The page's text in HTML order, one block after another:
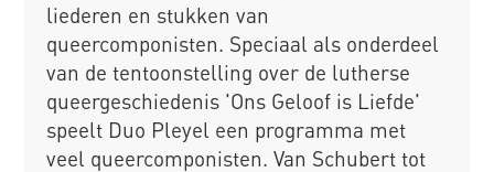
liederen en stukken van
queercomponisten. Speciaal als onderdeel
van de tentoonstelling over de lutherse
queergeschiedenis 'Ons Geloof is Liefde'
speelt Duo Pleyel een programma met
veel queercomponisten. Van Schubert tot